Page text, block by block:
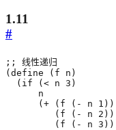
1.11
#
;; 线性递归
( define ( f n )
( if ( < n 3 )
n
( + ( f ( - n 1 ))
( f ( - n 2 ))
( f ( - n 3